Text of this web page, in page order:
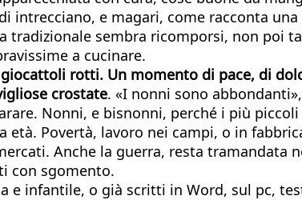
intrecciano, e magari, come racconta
sembra ricomporsi, non poi
a cucinare.
rotti. Un momento di pace, di
crostate. «I nonni sono
Nonni, e bisnonni, perché i più
età. Povertà, lavoro nei campi, o in
Anche la guerra, resta tramandata
con sgomento.
e infantile, o già scritti in Word, sul pc,